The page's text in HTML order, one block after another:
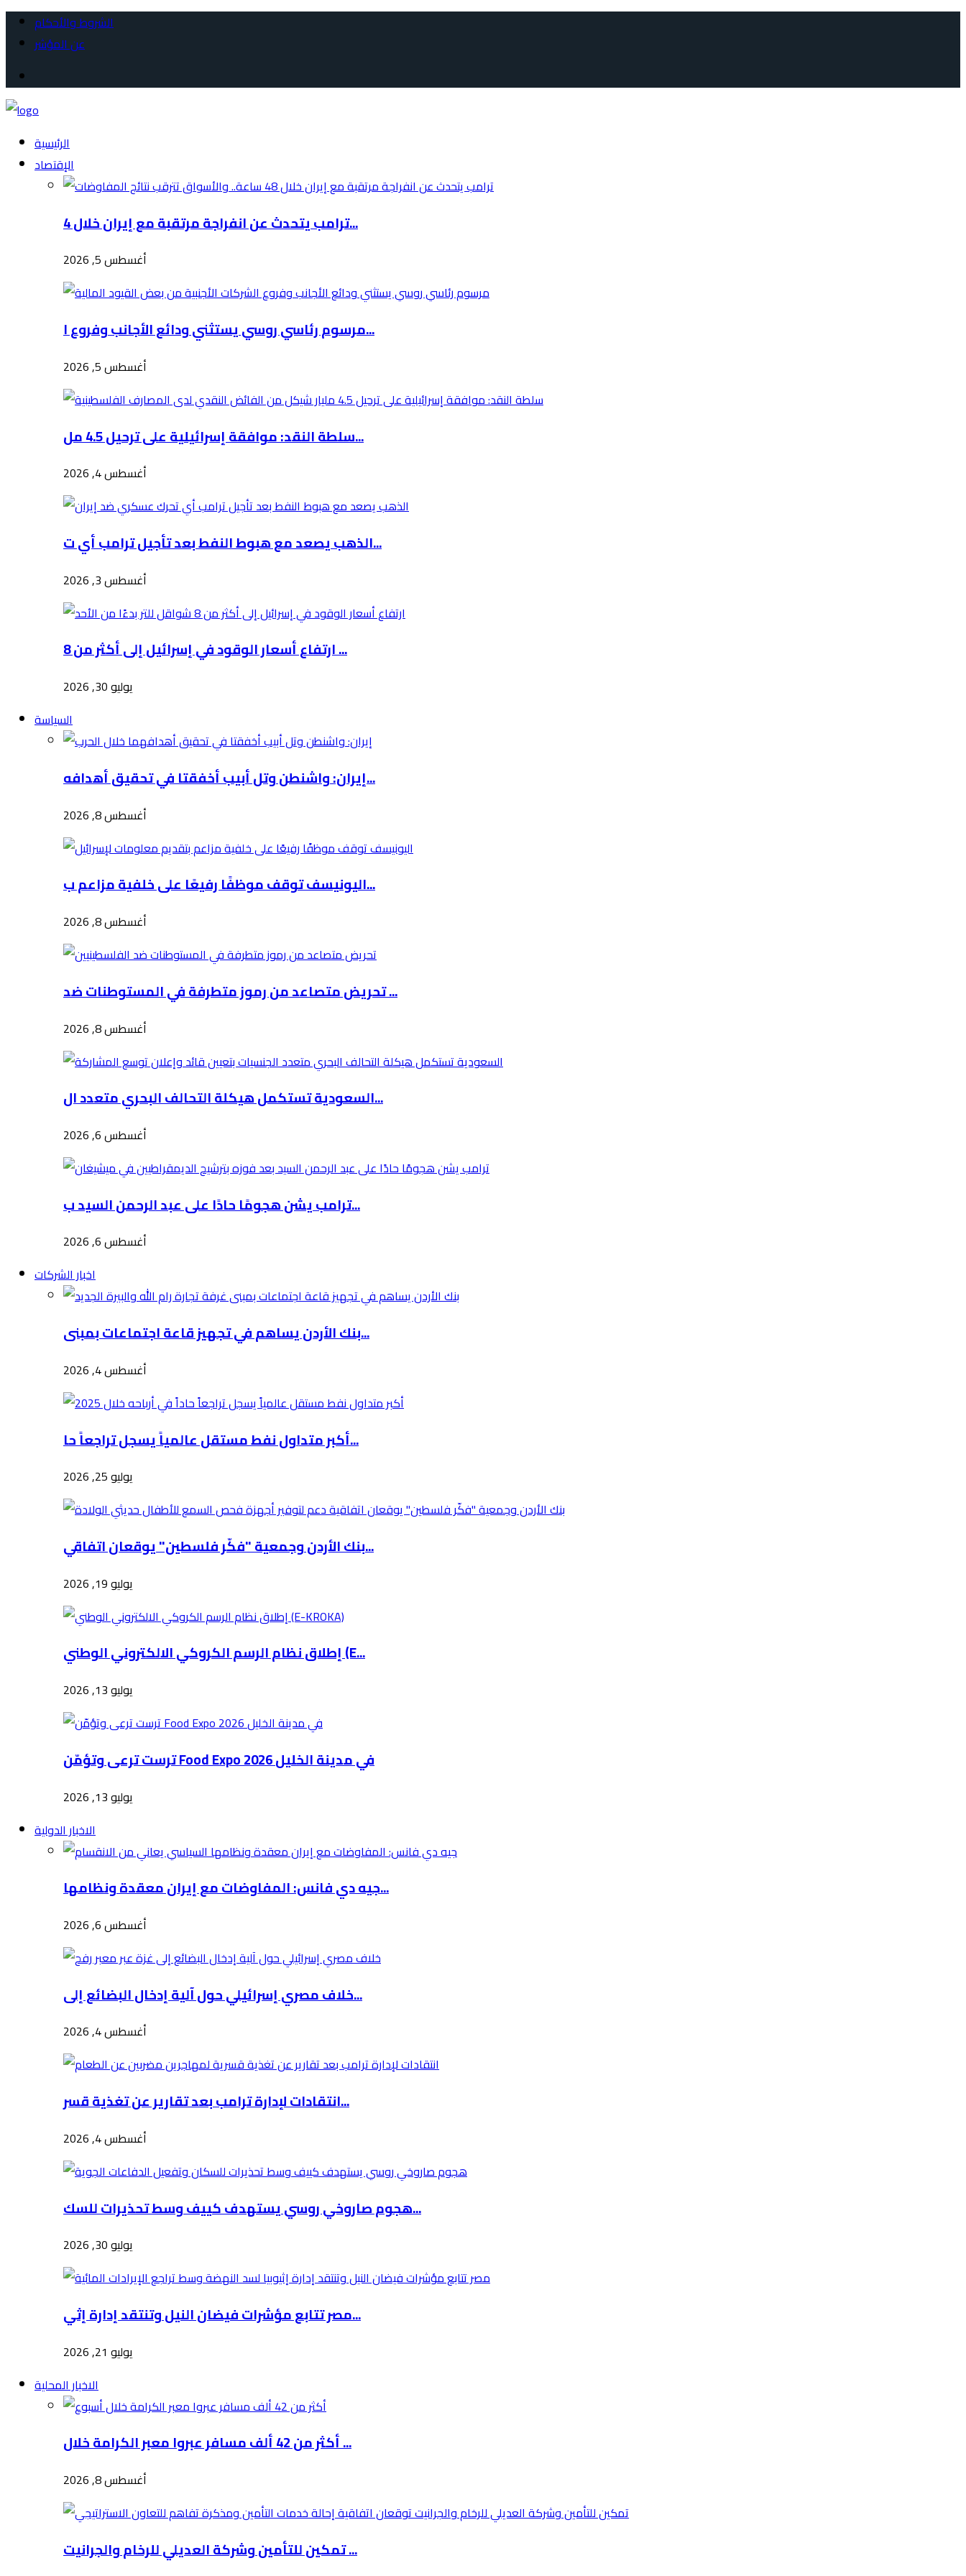
الشروط والأحكام
عن المؤشر
الرئيسية
الإقتصاد
ترامب يتحدث عن انفراجة مرتقبة مع إيران خلال 4...
أغسطس 5, 2026
مرسوم رئاسي روسي يستثني ودائع الأجانب وفروع ا...
أغسطس 5, 2026
سلطة النقد: موافقة إسرائيلية على ترحيل 4.5 مل...
أغسطس 4, 2026
الذهب يصعد مع هبوط النفط بعد تأجيل ترامب أي ت...
أغسطس 3, 2026
ارتفاع أسعار الوقود في إسرائيل إلى أكثر من 8 ...
يوليو 30, 2026
السياسة
إيران: واشنطن وتل أبيب أخفقتا في تحقيق أهدافه...
أغسطس 8, 2026
اليونيسف توقف موظفًا رفيعًا على خلفية مزاعم ب...
أغسطس 8, 2026
تحريض متصاعد من رموز متطرفة في المستوطنات ضد ...
أغسطس 8, 2026
السعودية تستكمل هيكلة التحالف البحري متعدد ال...
أغسطس 6, 2026
ترامب يشن هجومًا حادًا على عبد الرحمن السيد ب...
أغسطس 6, 2026
اخبار الشركات
بنك الأردن يساهم في تجهيز قاعة اجتماعات بمبنى...
أغسطس 4, 2026
أكبر متداول نفط مستقل عالمياً يسجل تراجعاً حا...
يوليو 25, 2026
بنك الأردن وجمعية "فكّر فلسطين" يوقعان اتفاقي...
يوليو 19, 2026
إطلاق نظام الرسم الكروكي الالكتروني الوطني (E...
يوليو 13, 2026
ترست ترعى وتؤمّن Food Expo 2026 في مدينة الخليل
يوليو 13, 2026
الاخبار الدولية
جيه دي فانس: المفاوضات مع إيران معقدة ونظامها...
أغسطس 6, 2026
خلاف مصري إسرائيلي حول آلية إدخال البضائع إلى...
أغسطس 4, 2026
انتقادات لإدارة ترامب بعد تقارير عن تغذية قسر...
أغسطس 4, 2026
هجوم صاروخي روسي يستهدف كييف وسط تحذيرات للسك...
يوليو 30, 2026
مصر تتابع مؤشرات فيضان النيل وتنتقد إدارة إثي...
يوليو 21, 2026
الاخبار المحلية
أكثر من 42 ألف مسافر عبروا معبر الكرامة خلال ...
أغسطس 8, 2026
تمكين للتأمين وشركة العديلي للرخام والجرانيت ...